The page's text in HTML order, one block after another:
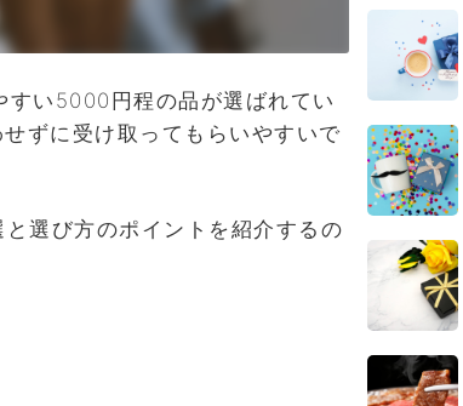
い5000円程の品が選ばれてい
ずに受け取ってもらいやすいで
選び方のポイントを紹介するの